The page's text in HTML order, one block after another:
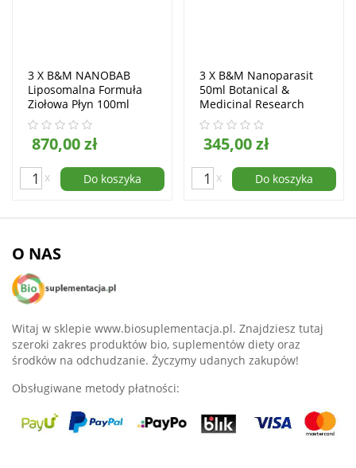
3 X B&M NANOBAB
Liposomalna Formuła
Ziołowa Płyn 100ml
Botanical & Medicinal
Research
870,00 zł
x Do koszyka
3 X B&M Nanoparasit
50ml Botanical &
Medicinal Research
345,00 zł
x Do koszyka
O NAS
Witaj w sklepie www.biosuplementacja.pl. Znajdziesz tutaj
szeroki zakres produktów bio, suplementów diety oraz
środków na odchudzanie. Życzymy udanych zakupów!
Obsługiwane metody płatności: